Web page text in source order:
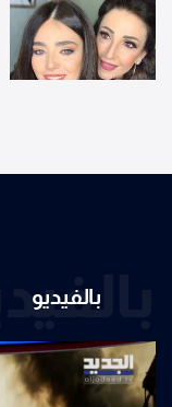
بالفيديو